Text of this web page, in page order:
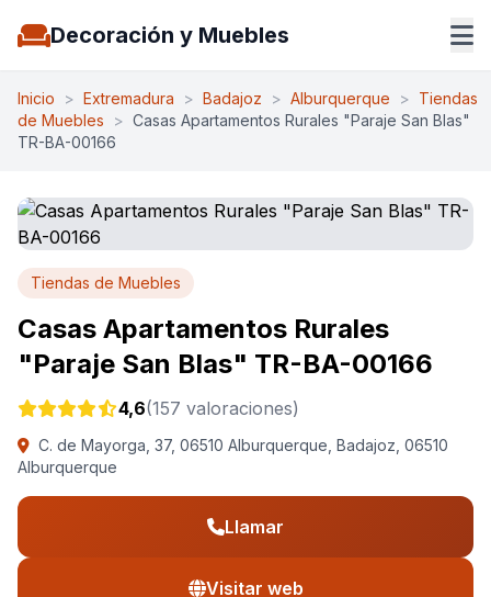
Decoración y Muebles
Inicio > Extremadura > Badajoz > Alburquerque > Tiendas
de Muebles
> Casas Apartamentos Rurales "Paraje San Blas"
TR-BA-00166
Tiendas de Muebles
Casas Apartamentos Rurales
"Paraje San Blas" TR-BA-00166
4,6(157 valoraciones)
C. de Mayorga, 37, 06510 Alburquerque, Badajoz, 06510
Alburquerque
Llamar
Visitar web